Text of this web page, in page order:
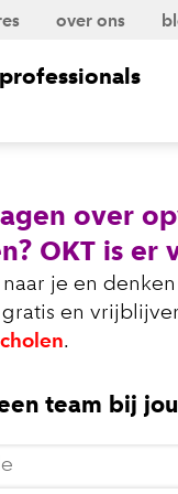
over ons
over
OKT is er
je en
gratis en
.
team bij